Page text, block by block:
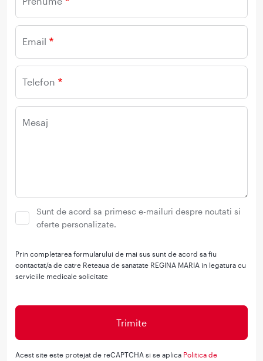
Email
Telefon
Mesaj
Sunt de acord sa primesc e-mailuri despre noutati si
oferte personalizate.
Prin completarea formularului de mai sus sunt de acord sa fiu
contactat/a de catre Reteaua de sanatate REGINA MARIA in legatura cu
serviciile medicale solicitate
Acest site este protejat de reCAPTCHA si se aplica Politica de